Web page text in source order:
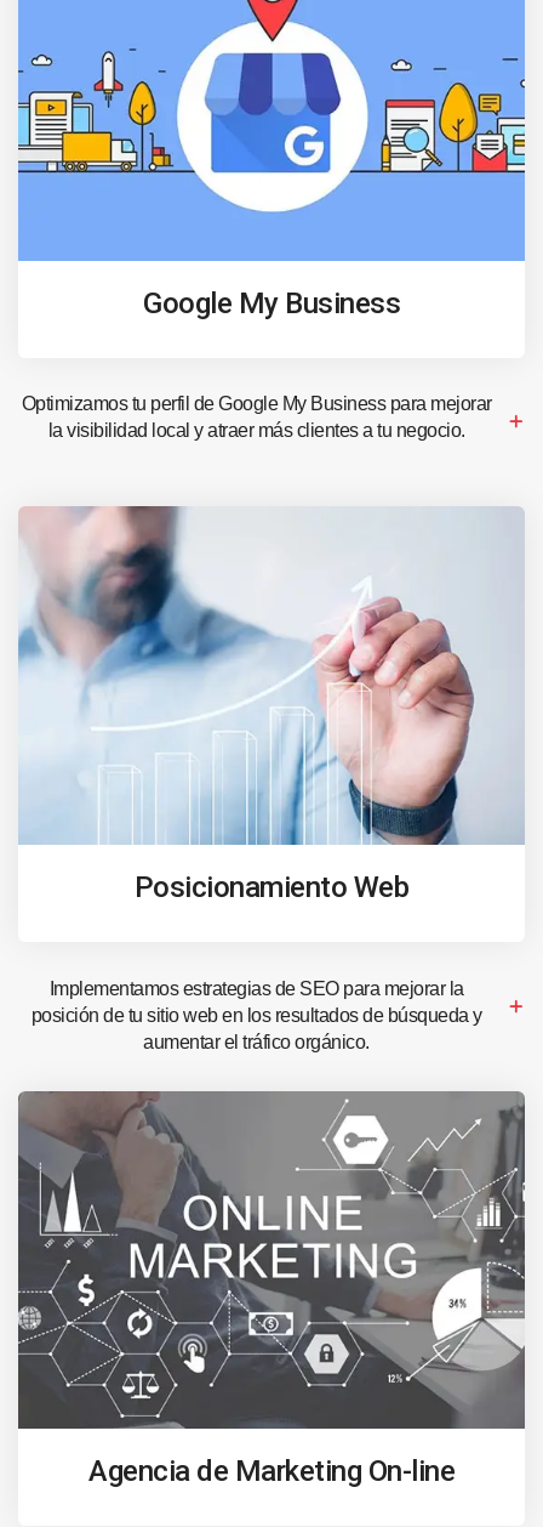
Google My Business
Optimizamos tu perfil de Google My Business para mejorar
la visibilidad local y atraer más clientes a tu negocio.
Posicionamiento Web
Implementamos estrategias de SEO para mejorar la
posición de tu sitio web en los resultados de búsqueda y
aumentar el tráfico orgánico.
Agencia de Marketing On-line